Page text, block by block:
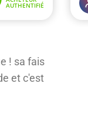
! sa fais
et c'est